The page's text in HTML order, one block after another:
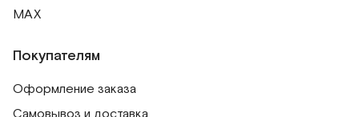
MAX
Покупателям
Оформление заказа